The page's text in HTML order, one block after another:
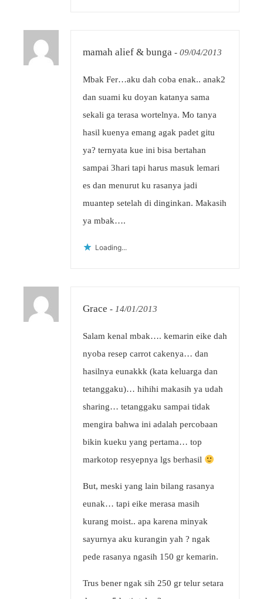
mamah alief & bunga - 09/04/2013
Mbak Fer…aku dah coba enak.. anak2
dan suami ku doyan katanya sama
sekali ga terasa wortelnya. Mo tanya
hasil kuenya emang agak padet gitu
ya? ternyata kue ini bisa bertahan
sampai 3hari tapi harus masuk lemari
es dan menurut ku rasanya jadi
muantep setelah di dinginkan. Makasih
ya mbak….
Loading...
Grace - 14/01/2013
Salam kenal mbak…. kemarin eike dah
nyoba resep carrot cakenya… dan
hasilnya eunakkk (kata keluarga dan
tetanggaku)… hihihi makasih ya udah
sharing… tetanggaku sampai tidak
mengira bahwa ini adalah percobaan
bikin kueku yang pertama… top
markotop resyepnya lgs berhasil
But, meski yang lain bilang rasanya
eunak… tapi eike merasa masih
kurang moist.. apa karena minyak
sayurnya aku kurangin yah ? ngak
pede rasanya ngasih 150 gr kemarin.
Trus bener ngak sih 250 gr telur setara